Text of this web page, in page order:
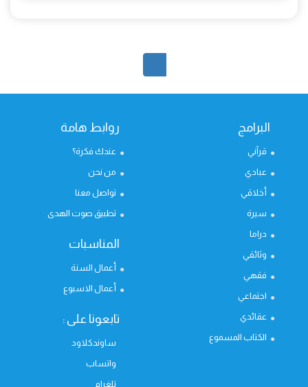
البرامج
قرآني
عبادي
أخلاقي
سيرة
دراما
وثائقي
فقهي
اجتماعي
عقائدي
الكتاب المسموع
روابط هامة
عندك فكرة؟
من نحن
تواصل معنا
تطبيق صوت الهدى
المناسبات
أعمال السنة
أعمال الاسبوع
تابعونا على :
ساوندكلاود
واتساب
تلغرام